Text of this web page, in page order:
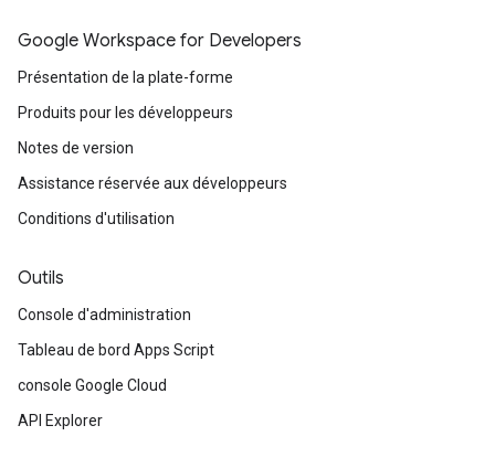
Google Workspace for Developers
Présentation de la plate-forme
Produits pour les développeurs
Notes de version
Assistance réservée aux développeurs
Conditions d'utilisation
Outils
Console d'administration
Tableau de bord Apps Script
console Google Cloud
API Explorer